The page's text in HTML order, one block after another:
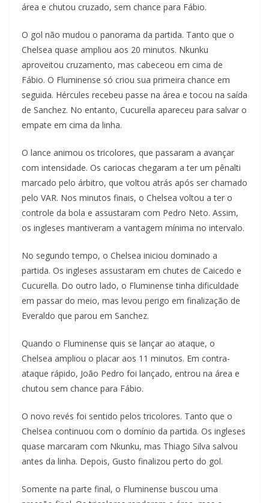
área e chutou cruzado, sem chance para Fábio.
O gol não mudou o panorama da partida. Tanto que o
Chelsea quase ampliou aos 20 minutos. Nkunku
aproveitou cruzamento, mas cabeceou em cima de
Fábio. O Fluminense só criou sua primeira chance em
seguida. Hércules recebeu passe na área e tocou na saída
de Sanchez. No entanto, Cucurella apareceu para salvar o
empate em cima da linha.
O lance animou os tricolores, que passaram a avançar
com intensidade. Os cariocas chegaram a ter um pênalti
marcado pelo árbitro, que voltou atrás após ser chamado
pelo VAR. Nos minutos finais, o Chelsea voltou a ter o
controle da bola e assustaram com Pedro Neto. Assim,
os ingleses mantiveram a vantagem mínima no intervalo.
No segundo tempo, o Chelsea iniciou dominado a
partida. Os ingleses assustaram em chutes de Caicedo e
Cucurella. Do outro lado, o Fluminense tinha dificuldade
em passar do meio, mas levou perigo em finalização de
Everaldo que parou em Sanchez.
Quando o Fluminense quis se lançar ao ataque, o
Chelsea ampliou o placar aos 11 minutos. Em contra-
ataque rápido, João Pedro foi lançado, entrou na área e
chutou sem chance para Fábio.
O novo revés foi sentido pelos tricolores. Tanto que o
Chelsea continuou com o domínio da partida. Os ingleses
quase marcaram com Nkunku, mas Thiago Silva salvou
antes da linha. Depois, Gusto finalizou perto do gol.
Somente na parte final, o Fluminense buscou uma